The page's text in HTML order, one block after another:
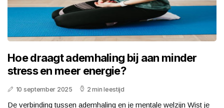
Hoe draagt ademhaling bij aan minder
stress en meer energie?
10 september 2025 2 min leestijd
De verbinding tussen ademhaling en je mentale welzijn Wist je